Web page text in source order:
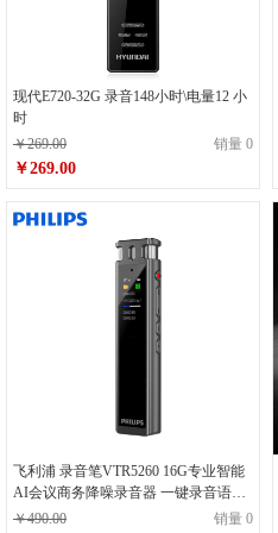
现代E720-32G 录音148小时\电量12 小
时
￥269.00
销量 0
￥269.00
飞利浦 录音笔VTR5260 16G专业智能
AI会议商务降噪录音器 一键录音语音
转文字取证小巧随身携带设备
￥490.00 销量 0